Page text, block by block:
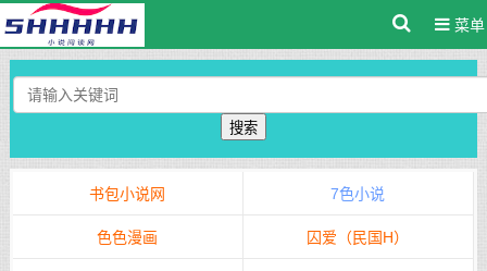
菜单
搜索
书包小说网 7色小说
色色漫画 囚爱（民国H）